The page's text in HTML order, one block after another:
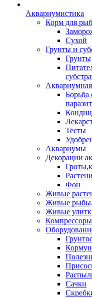
Аквариумистика
Корм для рыб
Сухой
Грунты и
Грунты
Борьба
Тесты
Аквариумы
Декорации
Фон
Живые
Живые
Живые
Компрессоры
Сачки